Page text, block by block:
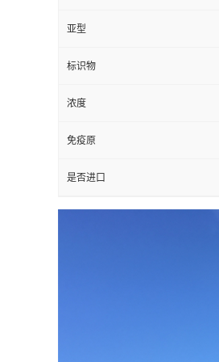
亚型
标识物
浓度
免疫原
是否进口